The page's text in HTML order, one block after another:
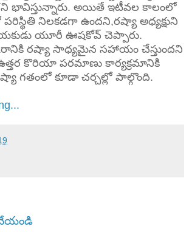
భావిస్తున్నారు. అయితే ఇటీవల కాలంలో
నిలకడగా ఉందని,రష్యా అధ్యక్షుని
యూరీ ఊషకోవ్ చెప్పారు.
రష్యా సాధ్యమైన సహాయం చేస్తుందని
కొరియా పరమాణు కార్యక్రమానికి
గతంలో కూడా చర్చల్లో పాల్గొంది.